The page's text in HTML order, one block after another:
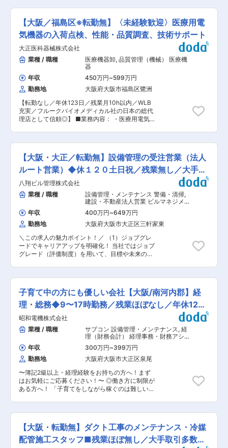
りにおいては、大阪で7〜8割、近畿で6割ほどの
シェアがあります！ 関西を中心に北は北海道から
南は沖縄まで、様々な事業現場で弊社の計量器が
使われています。 ■同社のワンストップサービス
（1）企画から納品、その後のメンテナンスまで
最適プランニング （2）はかりのプロフェッショ
ナルによる丁寧なものづくりと据付 （3）ワンス
トップサービスだからこそできる充実したサポー
ト体制 ■業界魅力 ・はかり業界は、修理を行う
にも国への申し出の必要がある等の兼ね合いで新
規参入が少ない業界です。 ・景気による需要の浮
き沈みがほとんどありません。 変更の範囲：会社
の定める業務
開を目指しています！ ■業務内容 物流・製造現
場などで使用される【はかり】のメンテナンスを
担当として活躍いただきます。 ※ANAやJALなど
でも当社の製品が使用されています！ ■業務の詳
細 <主な仕事の流れ> 当社の製品(はかり)がお客
様先で不具合が出た場合、お客様からお問い合わ
せ。 ▼ まずは電話で不具合箇所のヒアリング。
電話のみで対応可能な場合もあれば、そうではな
い際には、必要に応じて現場へ。 ▼ 現地で製品
の修理をご対応いただきます その他 製造・設置
時の配線や動作確認 検査の立ち合い など ■主要
製品 ・各種はかり、その他リサイクル機器。
例えば、トラックの積載量を計る大型のトラック
スケールや、空港で荷物の重量を計るカウンター
スケール等、生活を支えるさまざまな計りを作成
しています。 ■当社について 当社は、創業70年
乗るはかりにおいては、大阪で7〜8割、近畿で6
割ほどのシェアがあります！ 関西を中心に北は北
海道から南は沖縄まで、様々な事業現場で弊社の
計量器が使われています。 ■同社のワンストップ
サービス （1）企画から納品、その後のメンテナ
ンスまで最適プランニング （2）はかりのプロフ
ェッショナルによる丁寧なものづくりと据付
（3）ワンストップサービスだからこそできる充
実したサポート体制 ■業界魅力 ・はかり業界
は、修理を行うにも国への申し出の必要がある等
の兼ね合いで新規参入が少ない業界です。 ・景気
による需要の浮き沈みがほとんどありません。 変
更の範囲：会社の定める業務
【大阪／福島区※転勤無】〈未経験歓迎〉医療用電
気機器の入荷点検、性能・品質調査、技術サポート
大正医科器械株式会社
業種 / 職種
医療機器卸, 品質管理（機械） 医療機
器
年収
450万円~599万円
勤務地
大阪府大阪市福島区鷺洲
【転勤なし／年休123日／残業月10h以内／WLB
充実／フルークバイオメディカル社の日本の総代
理店として信頼◎】 ■業務内容： ・医療用電気機
現場における操作説明 など ◎取扱製品：循環器
系の医療用電気機器など ◎出張：医療現場におけ
る操作説明などのため、年3〜4回程度出張がござ
います。※入社後1〜2年程度は発生しない見込み
です。 ◎医療を支えるという観点から、人、社会
に貢献しているということを身近に感じることが
できるやりがいのある業務です。 ■組織構成：
配属予定部署は、計3名で構成されております。
分からないことがあれば気軽に相談できる環境で
す。 ■入社後の流れ： 入社後はまず、先輩社員
のもとで製品知識から学んでいただきます。その
後は、受入検査を中心に業務を習得いただきま
す。半年程度をかけてしっかり教育を行いますの
で、業界未経験の方も安心してご応募ください。
■働き方の特徴： ◎年間休日123日／転勤なし／
土日祝休み とWLB充実◎ ◎ほとんどの社員が定時
「Saving your life is our business」 私たちは、
自らが自信を持てる本当によい品質の医療機器
を、安定して医療現場に届けること、そして医療
事故を未然に防ぐために寄与すべく医療機器用の
テスタを届けることで、医療に貢献して参りま
す。 ・アメリカのフルークバイオメディカル社の
日本の総代理店としてドクターやディーラーから
の信頼も厚いです。また品質体制にも非常にこだ
わっております。 ■ISO情報： ・ISO登録証…
2005年3月14日本社営業部でISO9001及び
ISO13485を取得しました。当社は2つのISO取得
によって規制を厳格に遵守すること、取引先、患
者の満足度を継続的に向上させることを目指して
バイオメディカルサポートセンターが、電気安全
解析装置の電気的校正でISO／IEC17025:2017の
更の範囲：会社の定める業務
【大阪・大正／転勤無】設備管理の受注営業（法人
ルート営業）◆休１２０土日祝／残業無し／大手取
引多数
八翔ビル管理株式会社
業種 / 職種
設備管理・メンテナンス 警備・清掃,
建設・不動産法人営業 ビルマネジメン
ト（商業施設・店舗・オフィス）
年収 400万円~649万円
勤務地
大阪府大阪市大正区三軒家東
＼この求人の魅力ポイント！／ （1）ジョブグレ
ードでキャリアアップを明確化！ 当社ではジョブ
グレード（評価制度）を用いて、目標や未来の給
できるのかがわかりやすいシステムになっていま
す。月1回、支社長と個人面談で毎月の振り返り
も実施しているので、どこを改善したら良いの
か・強化が必要なのか相談できます。 （2）プラ
イベートもしっかり確保！ ・業務状況により、早
上がりあり ・原則残業なし ・夏季／冬季／GWな
ど長期休暇あり （3）頑張った分はしっかり還元
「売上はお客様に向き合って努力した対価」とい
う考え方なので、お客様第一で業務に励んでいた
だき、頑張った分はしっかり還元。賞与（インセ
ンティブ）は年2回！所属部署の売り上げに応じ
て”インセンティブ制度”があるので、チームで一
丸となってお仕事に向き合えます。 ■業務内容
建物の設備管理を一手に担い、設立7年という若
い企業ですが、大手企業との安定取引で業績好調
な当社にて、クライアントに向けた建物の保持安
ーチ ビルや店舗のオーナー、建築主、ビル管理会
社、福祉施設、病院、学校などが主な取引先とな
ります。既に取引のある企業様に対して、アップ
子育て中の方にも優しい会社【大阪/南河内郡】経
理・総務◆9〜17時勤務／残業ほぼなし／年休125
日〜
昭和電機株式会社
業種 / 職種
サブコン 設備管理・メンテナンス, 経
理（財務会計） 経理事務・財務アシス
タント
年収 300万円~399万円
勤務地
大阪府大阪市大正区泉尾
〜簿記2級以上・経理経験をお持ちの方へ！まず
はお気軽にご応募ください！〜 ◎働き方に制限が
ある方へ！ 「子育てをしながら稼ぐのは難しい」
参加のための勤務日の調整など、柔軟に対応しま
す◎ 週３日以上から勤務OK！年休125日以上・完
全週休2日制・残業ほぼ無し ■仕事内容： 経理・
総務・営業事務を担っていただきます。 経理での
決算業務は税理士に依頼していますので、ご安心
【大阪・転勤無】ダクト工事のメンテナンス・冷媒
配管施工スタッフ■残業ほぼ無し／大手取引多数で